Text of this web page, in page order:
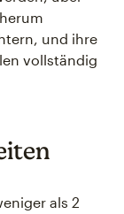
und ihre
vollständig
als 2